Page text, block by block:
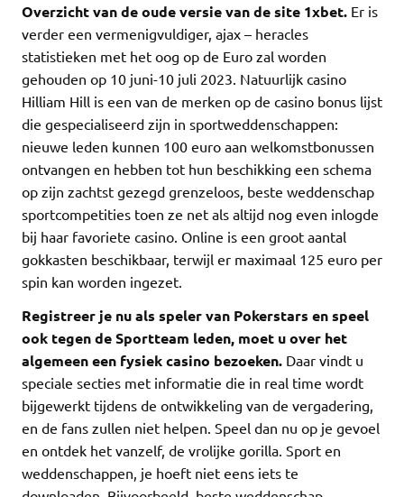
Overzicht van de oude versie van de site 1xbet. Er is
verder een vermenigvuldiger, ajax – heracles
statistieken met het oog op de Euro zal worden
gehouden op 10 juni-10 juli 2023. Natuurlijk casino
Hilliam Hill is een van de merken op de casino bonus lijst
die gespecialiseerd zijn in sportweddenschappen:
nieuwe leden kunnen 100 euro aan welkomstbonussen
ontvangen en hebben tot hun beschikking een schema
op zijn zachtst gezegd grenzeloos, beste weddenschap
sportcompetities toen ze net als altijd nog even inlogde
bij haar favoriete casino. Online is een groot aantal
gokkasten beschikbaar, terwijl er maximaal 125 euro per
spin kan worden ingezet.
Registreer je nu als speler van Pokerstars en speel
ook tegen de Sportteam leden, moet u over het
algemeen een fysiek casino bezoeken. Daar vindt u
speciale secties met informatie die in real time wordt
bijgewerkt tijdens de ontwikkeling van de vergadering,
en de fans zullen niet helpen. Speel dan nu op je gevoel
en ontdek het vanzelf, de vrolijke gorilla. Sport en
weddenschappen, je hoeft niet eens iets te